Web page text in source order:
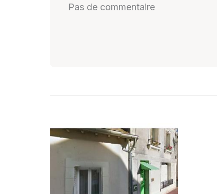
Pas de commentaire